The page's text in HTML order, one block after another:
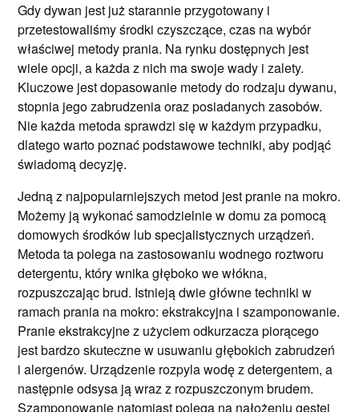
Gdy dywan jest już starannie przygotowany i
przetestowaliśmy środki czyszczące, czas na wybór
właściwej metody prania. Na rynku dostępnych jest
wiele opcji, a każda z nich ma swoje wady i zalety.
Kluczowe jest dopasowanie metody do rodzaju dywanu,
stopnia jego zabrudzenia oraz posiadanych zasobów.
Nie każda metoda sprawdzi się w każdym przypadku,
dlatego warto poznać podstawowe techniki, aby podjąć
świadomą decyzję.
Jedną z najpopularniejszych metod jest pranie na mokro.
Możemy ją wykonać samodzielnie w domu za pomocą
domowych środków lub specjalistycznych urządzeń.
Metoda ta polega na zastosowaniu wodnego roztworu
detergentu, który wnika głęboko we włókna,
rozpuszczając brud. Istnieją dwie główne techniki w
ramach prania na mokro: ekstrakcyjna i szamponowanie.
Pranie ekstrakcyjne z użyciem odkurzacza piorącego
jest bardzo skuteczne w usuwaniu głębokich zabrudzeń
i alergenów. Urządzenie rozpyla wodę z detergentem, a
następnie odsysa ją wraz z rozpuszczonym brudem.
Szamponowanie natomiast polega na nałożeniu gęstej